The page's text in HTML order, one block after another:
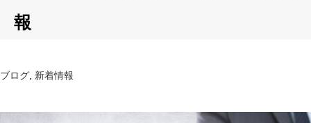
報
ブログ 新着情報